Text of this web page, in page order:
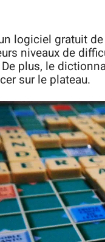
logiciel gratuit
niveaux de
plus, le
sur le plateau.